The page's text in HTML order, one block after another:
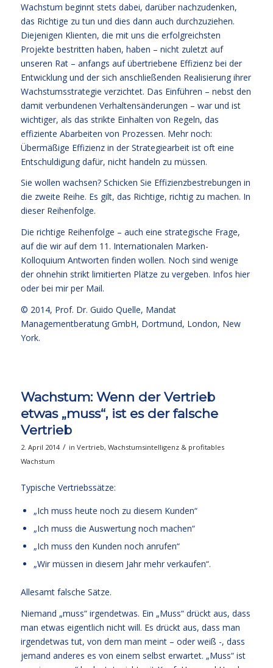
Wachstum beginnt stets dabei, darüber nachzudenken,
das Richtige zu tun und dies dann auch durchzuziehen.
Diejenigen Klienten, die mit uns die erfolgreichsten
Projekte bestritten haben, haben – nicht zuletzt auf
unseren Rat – anfangs auf übertriebene Effizienz bei der
Entwicklung und der sich anschließenden Realisierung ihrer
Wachstumsstrategie verzichtet. Das Einführen – nebst den
damit verbundenen Verhaltensänderungen – war und ist
wichtiger, als das strikte Einhalten von Regeln, das
effiziente Abarbeiten von Prozessen. Mehr noch:
Übermäßige Effizienz in der Strategiearbeit ist oft eine
Entschuldigung dafür, nicht handeln zu müssen.
Sie wollen wachsen? Schicken Sie Effizienzbestrebungen in
die zweite Reihe. Es gilt, das Richtige, richtig zu machen. In
dieser Reihenfolge.
Die richtige Reihenfolge – auch eine strategische Frage,
auf die wir auf dem 11. Internationalen Marken-
Kolloquium Antworten finden wollen. Noch sind wenige
der ohnehin strikt limitierten Plätze zu vergeben. Infos hier
oder bei mir per Mail.
© 2014, Prof. Dr. Guido Quelle, Mandat
Managementberatung GmbH, Dortmund, London, New
York.
Wachstum: Wenn der Vertrieb
etwas „muss“, ist es der falsche
Vertrieb
2. April 2014 / in Vertrieb, Wachstumsintelligenz & profitables
Wachstum
Typische Vertriebssätze:
„Ich muss heute noch zu diesem Kunden“
„Ich muss die Auswertung noch machen“
„Ich muss den Kunden noch anrufen“
„Wir müssen in diesem Jahr mehr verkaufen“.
Allesamt falsche Sätze.
Niemand „muss“ irgendetwas. Ein „Muss“ drückt aus, dass
man etwas eigentlich nicht will. Es drückt aus, dass man
irgendetwas tut, von dem man meint – oder weiß -, dass
jemand anderes es von einem selbst erwartet. „Muss“ ist